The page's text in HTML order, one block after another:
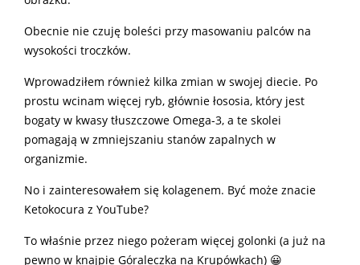
Obecnie nie czuję boleści przy masowaniu palców na
wysokości troczków.
Wprowadziłem również kilka zmian w swojej diecie. Po
prostu wcinam więcej ryb, głównie łososia, który jest
bogaty w kwasy tłuszczowe Omega-3, a te skolei
pomagają w zmniejszaniu stanów zapalnych w
organizmie.
No i zainteresowałem się kolagenem. Być może znacie
Ketokocura z YouTube?
To właśnie przez niego pożeram więcej golonki (a już na
pewno w knajpie Góraleczka na Krupówkach) 😀